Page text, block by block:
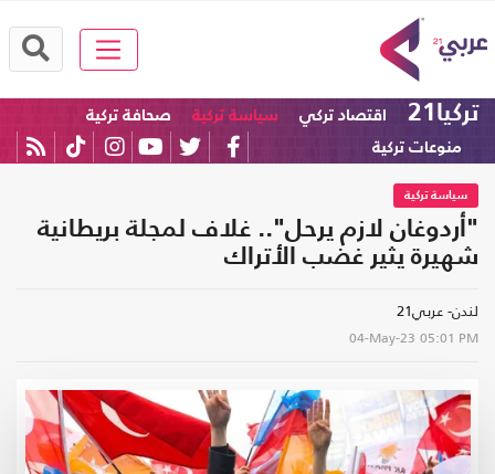
تركيا21 اقتصاد تركي سياسة تركية
صحافة تركية
منوعات تركية
سياسة تركية
"أردوغان لازم يرحل".. غلاف لمجلة بريطانية
شهيرة يثير غضب الأتراك
لندن- عربي21
04-May-23 05:01 PM